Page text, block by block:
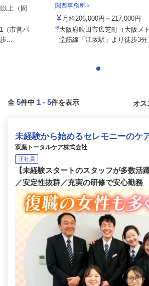
上（固
（市営バ
...
関西事務所＞
月給206,000円～217,000円
大阪府吹田市広芝町（大阪メ
堂筋線「江坂駅」より徒歩3分
全 5件中 1 - 5件を表示
未経験から始めるセレモニーのケ
双葉トータルケア株式会社
正社員
【未経験スタートのスタッフが多数活
／安定性抜群／充実の研修で安心勤務